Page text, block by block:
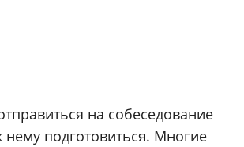
на собеседование
нему подготовиться. Многие